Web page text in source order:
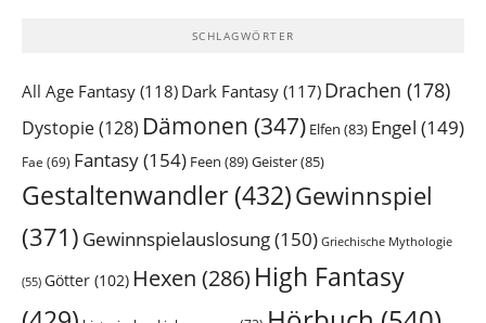
SCHLAGWÖRTER
All Age Fantasy (118) Dark Fantasy (117) Drachen (178)
Dystopie(128) Dämonen (347) Elfen (83) Engel (149)
Fae (69) Fantasy(154) Feen (89)Geister(85)
Gestaltenwandler (432)Gewinnspiel
(371) Gewinnspielauslosung(150) Griechische Mythologie
(55) Götter (102) Hexen (286) High Fantasy